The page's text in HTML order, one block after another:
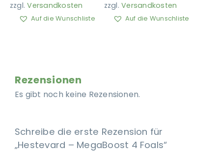
zzgl.Versandkosten
Auf die Wunschliste
zzgl.Versandkosten
Auf die Wunschliste
Rezensionen
Es gibt noch keine Rezensionen.
Schreibe die erste Rezension für
„Hestevard – MegaBoost 4 Foals“